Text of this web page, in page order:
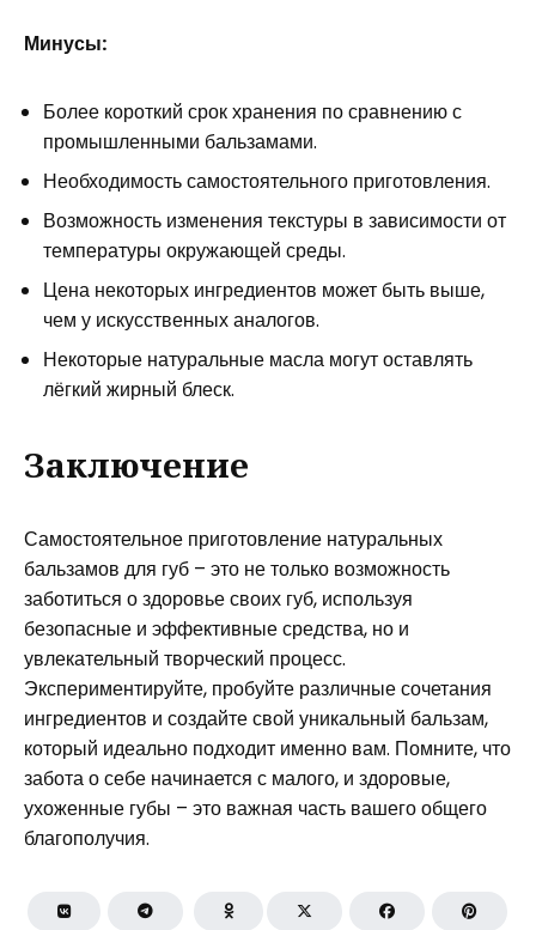
Минусы:
Более короткий срок хранения по сравнению с
промышленными бальзамами.
Необходимость самостоятельного приготовления.
Возможность изменения текстуры в зависимости от
температуры окружающей среды.
Цена некоторых ингредиентов может быть выше,
чем у искусственных аналогов.
Некоторые натуральные масла могут оставлять
лёгкий жирный блеск.
Заключение
Самостоятельное приготовление натуральных
бальзамов для губ – это не только возможность
заботиться о здоровье своих губ, используя
безопасные и эффективные средства, но и
увлекательный творческий процесс.
Экспериментируйте, пробуйте различные сочетания
ингредиентов и создайте свой уникальный бальзам,
который идеально подходит именно вам. Помните, что
забота о себе начинается с малого, и здоровые,
ухоженные губы – это важная часть вашего общего
благополучия.